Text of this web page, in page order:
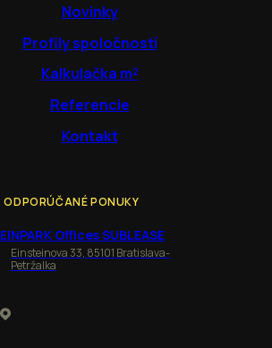
Novinky
Profily spoločností
Kalkulačka m²
Referencie
Kontakt
ODPORÚČANÉ PONUKY
EINPARK Offices SUBLEASE
Einsteinova 33, 85101 Bratislava-
Petržalka